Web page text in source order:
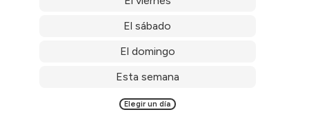
El sábado
El domingo
Esta semana
Elegir un día